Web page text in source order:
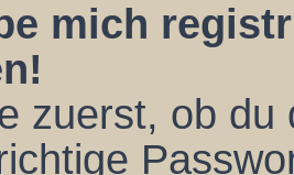
mich
zuerst, ob